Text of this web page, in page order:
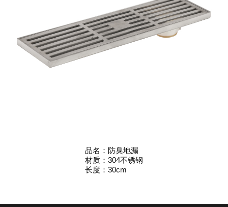
品名：防臭地漏
材质：304不锈钢
长度：30cm